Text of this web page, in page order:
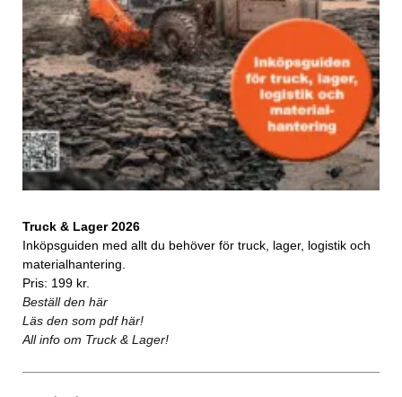
Truck & Lager 2026
Inköpsguiden med allt du behöver för truck, lager, logistik och
materialhantering.
Pris: 199 kr.
Beställ den här
Läs den som pdf här!
All info om Truck & Lager!